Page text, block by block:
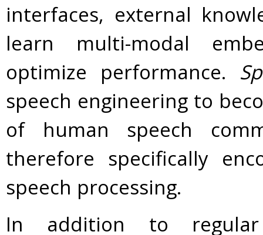
interfaces, external
learn multi-modal
optimize performance.
speech engineering to
of human speech
therefore specifically
speech processing.
In addition to